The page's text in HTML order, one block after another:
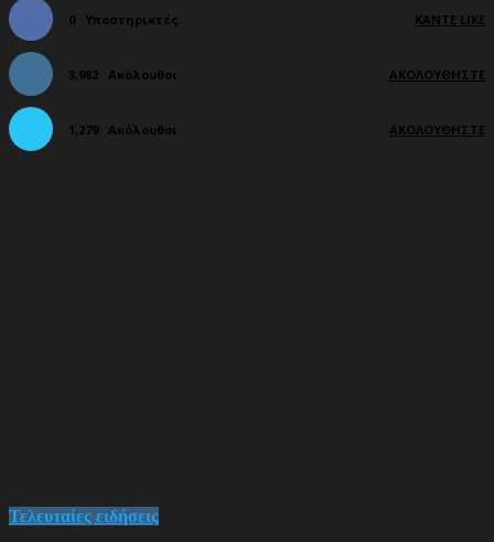
0 Υποστηρικτές ΚΆΝΤΕ LIKE
3,982 Ακόλουθοι ΑΚΟΛΟΥΘΉΣΤΕ
1,279 Ακόλουθοι ΑΚΟΛΟΥΘΉΣΤΕ
Τελευταίες ειδήσεις